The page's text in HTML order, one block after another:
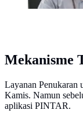
Mekanisme
Layanan Penukaran
Kamis. Namun
aplikasi PINTAR.